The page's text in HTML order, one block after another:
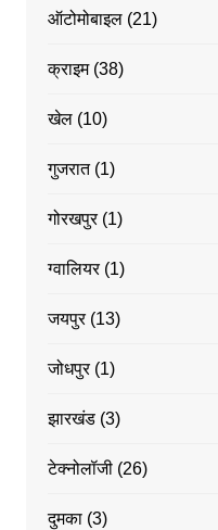
ऑटोमोबाइल(21)
क्राइम(38)
खेल(10)
गुजरात(1)
गोरखपुर(1)
ग्वालियर(1)
जयपुर(13)
जोधपुर(1)
झारखंड(3)
टेक्नोलॉजी(26)
दुमका(3)